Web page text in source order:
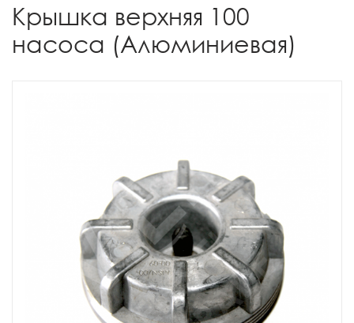
Крышка верхняя 100
насоса (Алюминиевая)